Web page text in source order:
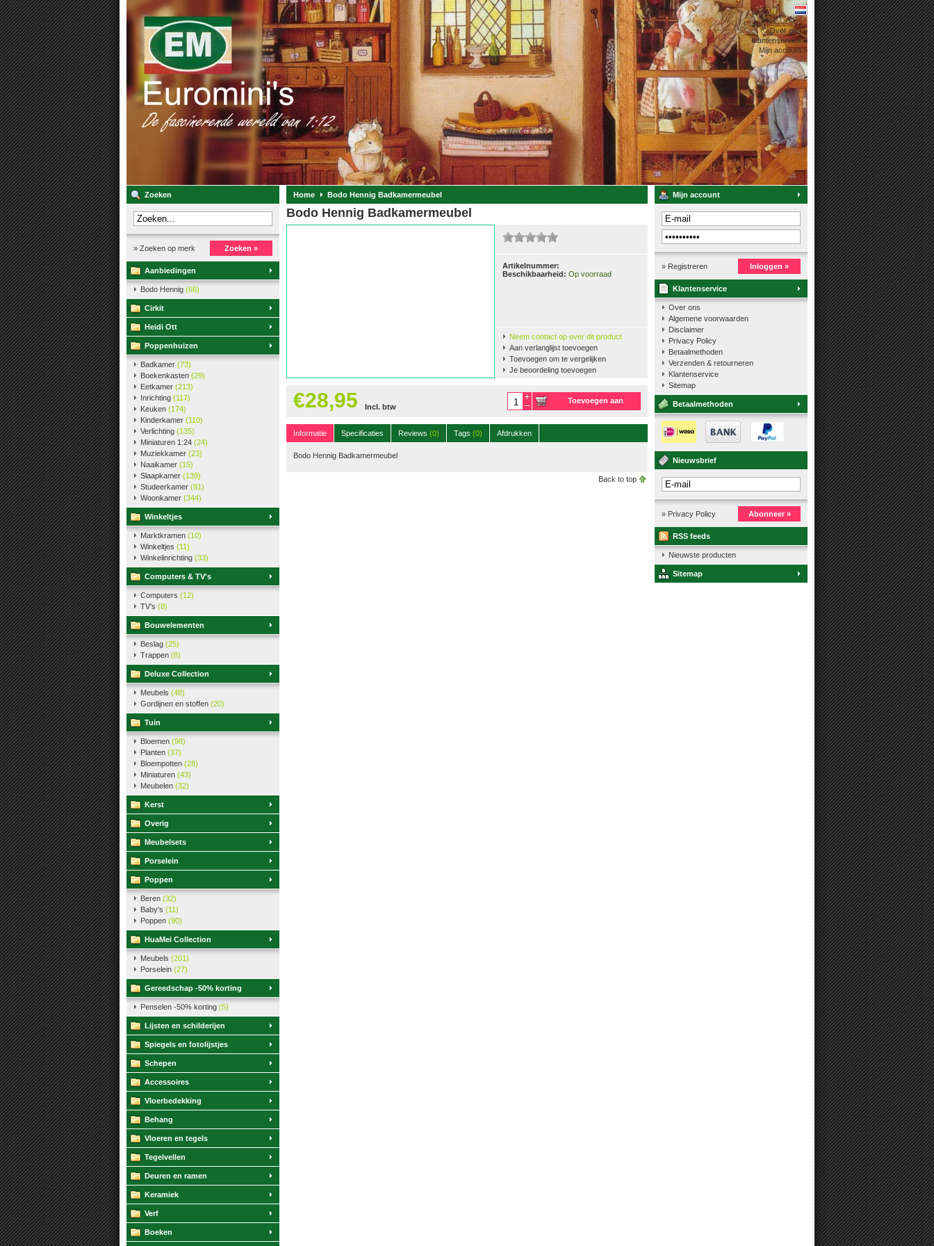
Over ons »
Klantenservice »
Mijn account »
Zoeken
» Zoeken op merk Zoeken »
Aanbiedingen
Bodo Hennig (66)
Cirkit
Heidi Ott
Poppenhuizen
Badkamer (73)
Boekenkasten (29)
Eetkamer (213)
Inrichting (117)
Keuken (174)
Kinderkamer (110)
Verlichting (135)
Miniaturen 1:24 (24)
Muziekkamer (23)
Naaikamer (15)
Slaapkamer (139)
Studeerkamer (81)
Woonkamer (344)
Winkeltjes
Marktkramen (10)
Winkeltjes (11)
Winkelinrichting (33)
Computers & TV's
Computers (12)
TV's (8)
Bouwelementen
Beslag (25)
Trappen (8)
Deluxe Collection
Meubels (48)
Gordijnen en stoffen (20)
Tuin
Bloemen (98)
Planten (37)
Bloempotten (28)
Miniaturen (43)
Meubelen (32)
Kerst
Overig
Meubelsets
Porselein
Poppen
Beren (32)
Baby's (11)
Poppen (90)
HuaMei Collection
Meubels (201)
Porselein (27)
Gereedschap -50% korting
Penselen -50% korting (5)
Lijsten en schilderijen
Spiegels en fotolijstjes
Schepen
Accessoires
Vloerbedekking
Behang
Vloeren en tegels
Tegelvellen
Deuren en ramen
Keramiek
Verf
Boeken
Home Bodo Hennig Badkamermeubel
Bodo Hennig Badkamermeubel
Artikelnummer:
Beschikbaarheid: Op voorraad
Neem contact op over dit product
Aan verlanglijst toevoegen
Toevoegen om te vergelijken
Je beoordeling toevoegen
€28,95 Incl. btw
Toevoegen aan
Informatie
Specificaties Reviews (0) Tags (0) Afdrukken
Bodo Hennig Badkamermeubel
Back to top
Mijn account
» Registreren Inloggen »
Klantenservice
Over ons
Algemene voorwaarden
Disclaimer
Privacy Policy
Betaalmethoden
Verzenden & retourneren
Klantenservice
Sitemap
Betaalmethoden
Nieuwsbrief
» Privacy Policy Abonneer »
RSS feeds
Nieuwste producten
Sitemap